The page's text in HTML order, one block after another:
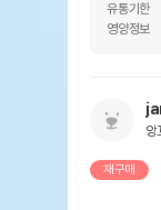
유통기한
영양정보
앙
재구매